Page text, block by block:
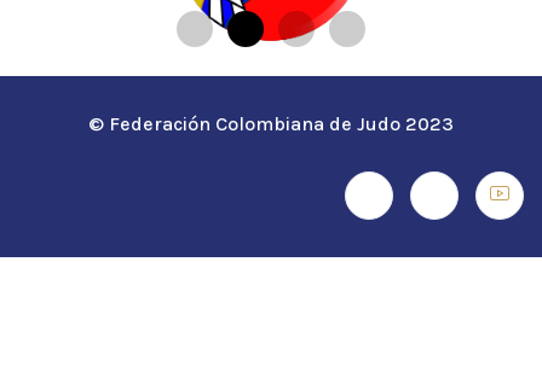
© Federación Colombiana de Judo 2023